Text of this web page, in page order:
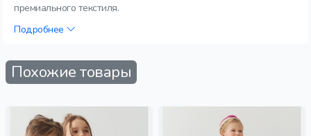
премиального текстиля.
Подробнее
Похожие товары